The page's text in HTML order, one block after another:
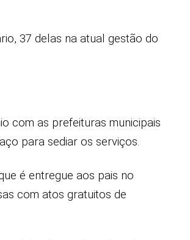
37 delas na atual gestão do
com as prefeituras municipais
para sediar os serviços.
é entregue aos pais no
com atos gratuitos de